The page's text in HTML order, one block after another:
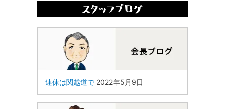
連休は関越道で 2022年5月9日